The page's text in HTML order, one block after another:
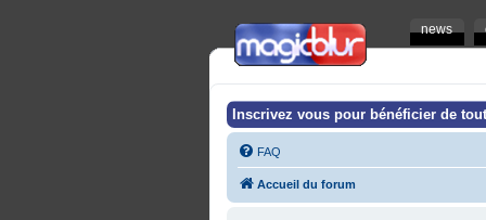
news
Inscrivez vous pour bénéficier de
FAQ
Accueil du forum